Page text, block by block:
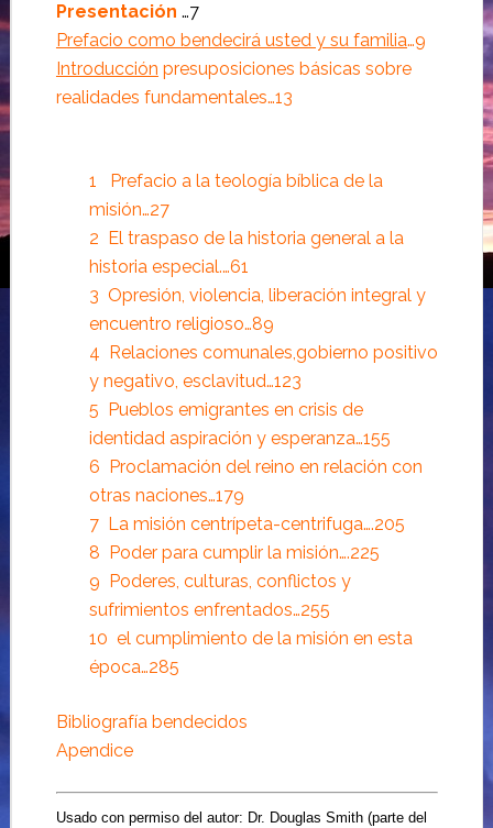
Presentación …7
Prefacio como bendecirá usted y su familia…9
Introducción presuposiciones básicas sobre
realidades fundamentales…13
1 Prefacio a la teología bíblica de la
misión…27
2 El traspaso de la historia general a la
historia especial.…61
3 Opresión, violencia, liberación integral y
encuentro religioso…89
4 Relaciones comunales,gobierno positivo
y negativo, esclavitud…123
5 Pueblos emigrantes en crisis de
identidad aspiración y esperanza…155
6 Proclamación del reino en relación con
otras naciones…179
7 La misión centrípeta-centrifuga….205
8 Poder para cumplir la misión….225
9 Poderes, culturas, conflictos y
sufrimientos enfrentados…255
10 el cumplimiento de la misión en esta
época…285
Bibliografía bendecidos
Apendice
Usado con permiso del autor: Dr. Douglas Smith (parte del